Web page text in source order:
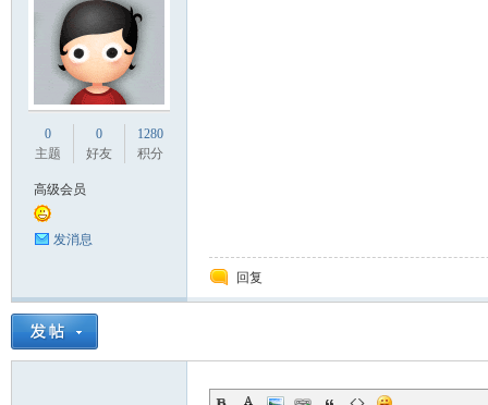
0
主题
0
好友
1280
积分
高级会员
发消息
回复